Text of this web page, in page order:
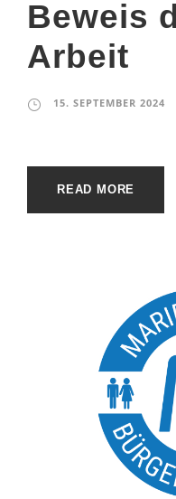
Beweis
Arbeit
15. SEPTEMBER 2024
READ MORE